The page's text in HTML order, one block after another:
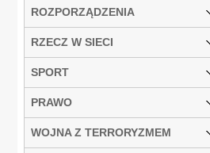
ROZPORZĄDZENIA
RZECZ W SIECI
SPORT
PRAWO
WOJNA Z TERRORYZMEM